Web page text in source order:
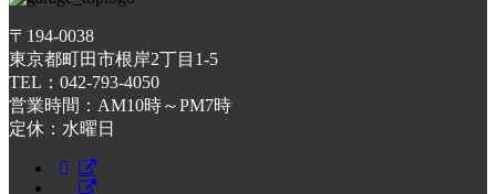
〒194-0038
東京都町田市根岸2丁目1-5
TEL：042-793-4050
営業時間：AM10時～PM7時
定休：水曜日